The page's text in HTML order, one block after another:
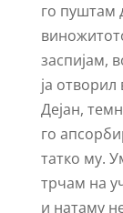
го пуштам
заспијам,
ја
Дејан,
го
татко му.
трчам на
и натаму